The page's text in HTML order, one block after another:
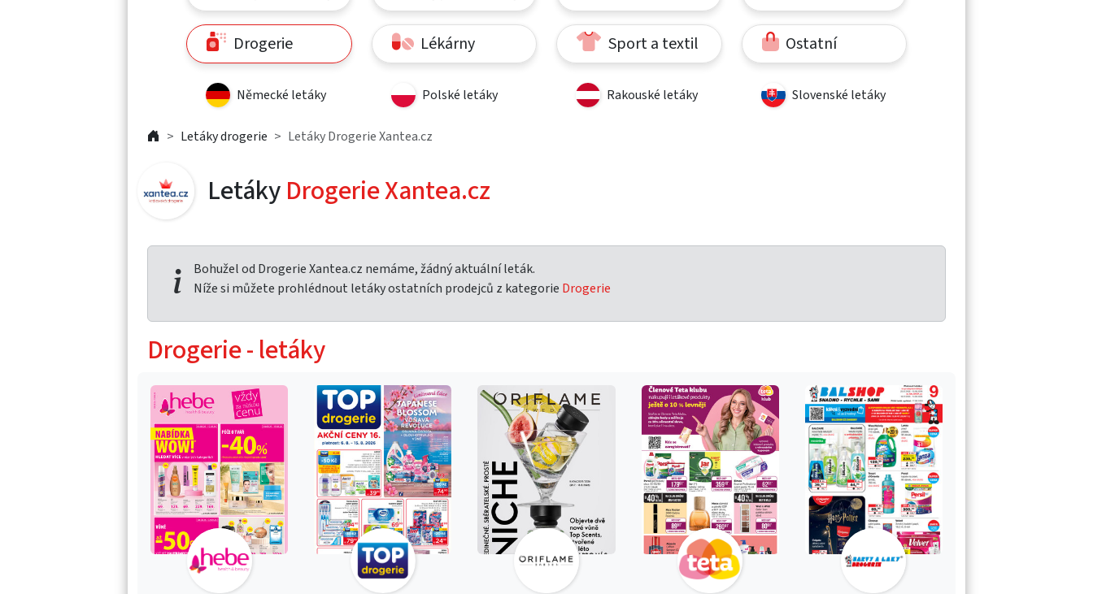
Drogerie Lékárny Sport a textil Ostatní
Německé letáky Polské letáky Rakouské letáky Slovenské letáky
Letáky drogerie Letáky Drogerie Xantea.cz
LetákyDrogerie Xantea.cz
Bohužel od Drogerie Xantea.cz nemáme, žádný aktuální leták.
Níže si můžete prohlédnout letáky ostatních prodejců z kategorie Drogerie
Drogerie - letáky